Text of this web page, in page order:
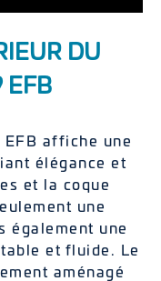
DU
EFB
affiche une
élégance et
et la coque
une
également une
et fluide. Le
aménagé